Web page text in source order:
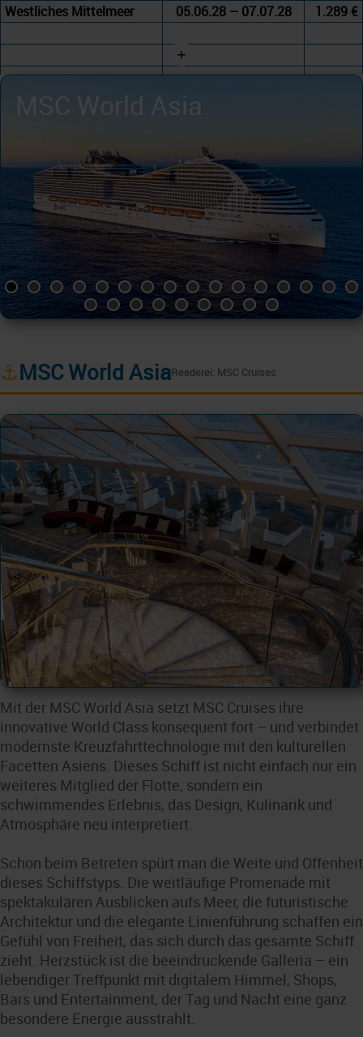
Westliches Mittelmeer
05.06.28 – 07.07.28 1.289 €
+
MSC World Asia
⚓MSC World AsiaReederei: MSC Cruises
Mit der MSC World Asia setzt MSC Cruises ihre
innovative World Class konsequent fort – und verbindet
modernste Kreuzfahrttechnologie mit den kulturellen
Facetten Asiens. Dieses Schiff ist nicht einfach nur ein
weiteres Mitglied der Flotte, sondern ein
schwimmendes Erlebnis, das Design, Kulinarik und
Atmosphäre neu interpretiert.
Schon beim Betreten spürt man die Weite und Offenheit
dieses Schiffstyps. Die weitläufige Promenade mit
spektakulären Ausblicken aufs Meer, die futuristische
Architektur und die elegante Linienführung schaffen ein
Gefühl von Freiheit, das sich durch das gesamte Schiff
zieht. Herzstück ist die beeindruckende Galleria – ein
lebendiger Treffpunkt mit digitalem Himmel, Shops,
Bars und Entertainment, der Tag und Nacht eine ganz
besondere Energie ausstrahlt.